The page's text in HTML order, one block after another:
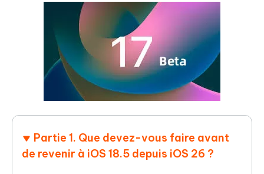
Partie 1. Que devez-vous faire avant
de revenir à iOS 18.5 depuis iOS 26 ?